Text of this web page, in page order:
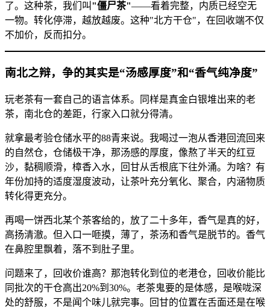
了。这种茶，我们叫 "僵尸茶"——看着完整，内质已经空无
一物。转化停滞，越放越废。这种"北方干仓"，在回收端不仅
不加价，反而扣分。
南北之辩，争的其实是“汤感厚度”和“香气纯净度”
玩老茶有一套自己的语言体系。同样是真金白银堆出来的老
茶，南北仓的差距，行家入口就分得清。
就拿最考验仓储水平的88青来说。我喝过一泡从香港回流回来
的自然仓，仓储极干净，那汤感的厚度，像熬了半天的红豆
沙，黏稠顺滑，樟香入水，回甘从舌根底下往外涌。为啥？有
年份加持的适度湿度波动，让茶叶充分氧化、聚合，内涵物质
转化得更充分。
再喝一饼西北某个茶客给的，放了二十多年，香气是真的好，
高扬清澈。但入口一咂摸，薄了，茶汤和香气是脱节的。香气
在鼻腔里飘着，落不到肚子里。
问题来了，回收价谁高？那泡转化到位的老港仓，回收价能比
同批次的干仓高出20%到30%。老茶鬼要的是体感，是喉咙深
处的舒服，不是闻个味儿就完事。回甘的位置在舌面还是在喉